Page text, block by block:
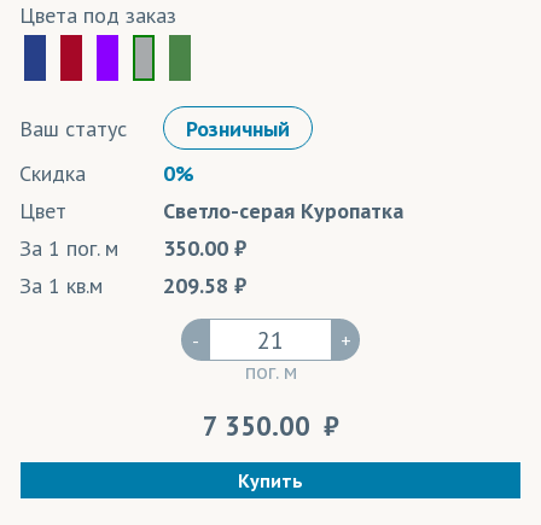
Цвета под заказ
Ваш статус
Розничный
Скидка
0%
Цвет
Светло-серая Куропатка
За 1 пог. м
350.00
За 1 кв.м
209.58
-
пог. м
+
7 350.00
Купить